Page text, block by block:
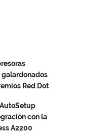
galardonados
Red Dot
con la
A2200